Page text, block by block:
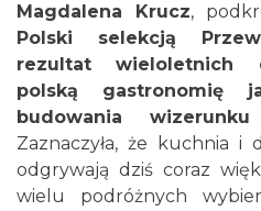
Magdalena Krucz,
Polski selekcją
rezultat wieloletnich
polską gastronomię
budowania
Zaznaczyła, że kuchnia i
odgrywają dziś coraz
wielu podróżnych